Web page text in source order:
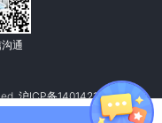
通
沪ICP备14014213号
沪